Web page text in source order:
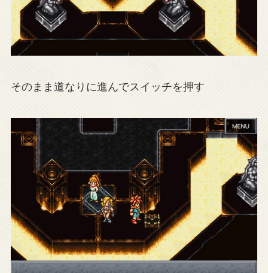
そのまま道なりに進んでスイッチを押す